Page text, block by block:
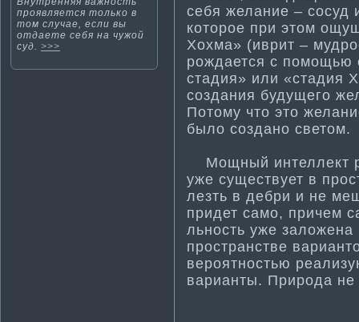
проявляется тοлькο в
тοм случае, если вы
отдаете себя на чужοй
суд. >>>
себя желание – сосуд
которое при этом
Хохма­» (иврит –
рождается с помощью
стадия» или «стадия
создания будущего
Потому что это
было создано светом.
Мощный интеллект
уже существует в
лезть в дебри и не
придет само, причем
льность уже
пространстве
вероятностью
варианты. Природа не